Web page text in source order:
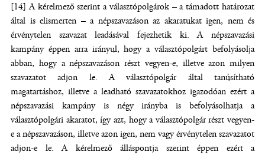
[14] A kérelmező szerint a választópolgárok – a támadott határozat
által is elismerten – a népszavazáson az akaratukat igen, nem és
érvénytelen szavazat leadásával fejezhetik ki. A népszavazási
kampány éppen arra irányul, hogy a választópolgárt befolyásolja
abban, hogy a népszavazáson részt vegyen-e, illetve azon milyen
szavazatot adjon le. A választópolgár által tanúsítható
magatartáshoz, illetve a leadható szavazatokhoz igazodóan ezért a
népszavazási kampány is négy irányba is befolyásolhatja a
választópolgári akaratot, így azt, hogy a választópolgár részt vegyen-
e a népszavazáson, illetve azon igen, nem vagy érvénytelen szavazatot
adjon-e le. A kérelmező álláspontja szerint éppen ezért a